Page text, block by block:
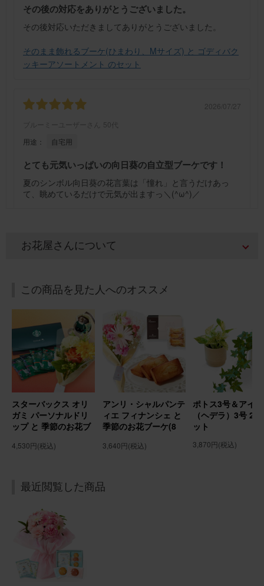
その後の対応をありがとうございました。
その後対応いただきましてありがとうございました。
そのまま飾れるブーケ(ひまわり、Mサイズ) と ゴディバク
ッキーアソートメント のセット
2026/07/27
ブルーミーユーザーさん
50代
用途：
自宅用
とても元気いっぱいの向日葵の自立型ブーケです！
夏のシンボル向日葵の花言葉は「憧れ」と言うだけあっ
て、眺めているだけで元気が出ますっ＼(^ω^)／
用途：
誕生日
ひまわり夏らしく喜んでもらえました
そのまま飾れるブーケ(ひまわり、Sサイズ) と 銀座千疋屋
フルーツカステラ のセット
2026/07/20
ブルーミーユーザーさん
50代
用途：
誕生日
実母の89歳の誕生日に贈りました。 未だ未だ元気で、綺麗
ルを選びました。 恐らくどちらの色を選んでも素敵で、気
に入ってくれたかと思います。 食卓の真ん中に飾っている
ようで、大変喜んでくれました。 有難うございました🙇
そのまま飾れるブーケ(カラフル、Sサイズ) Happy
Birthdayバルーン付き
お花屋さんについて
この商品を見た人へのオススメ
スターバックス オリ
ガミ パーソナルドリ
ップ と 季節のお花ブ
youカード付き
4,530円(税込)
アンリ・シャルパンテ
ィエ フィナンシェ と
季節のお花ブーケ(8
ド付き
3,640円(税込)
ポトス3号＆アイ
（ヘデラ）3号 2
ット
3,870円(税込)
最近閲覧した商品